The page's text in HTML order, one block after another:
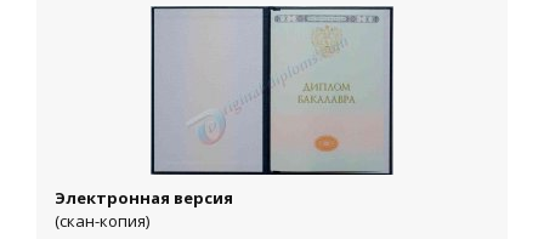
Электронная версия
(скан-копия)